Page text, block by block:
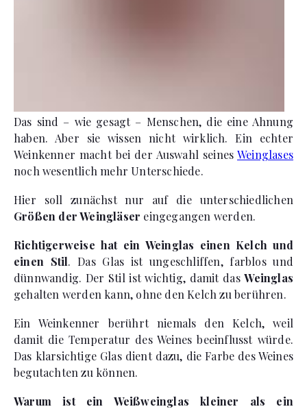
Das sind – wie gesagt – Menschen, die eine Ahnung
haben. Aber sie wissen nicht wirklich. Ein echter
Weinkenner macht bei der Auswahl seines Weinglases
noch wesentlich mehr Unterschiede.
Hier soll zunächst nur auf die unterschiedlichen
Größen der Weingläser eingegangen werden.
Richtigerweise hat ein Weinglas einen Kelch und
einen Stil. Das Glas ist ungeschliffen, farblos und
dünnwandig. Der Stil ist wichtig, damit dasWeinglas
gehalten werden kann, ohne den Kelch zu berühren.
Ein Weinkenner berührt niemals den Kelch, weil
damit die Temperatur des Weines beeinflusst würde.
Das klarsichtige Glas dient dazu, die Farbe des Weines
begutachten zu können.
Warum ist ein Weißweinglas kleiner als ein